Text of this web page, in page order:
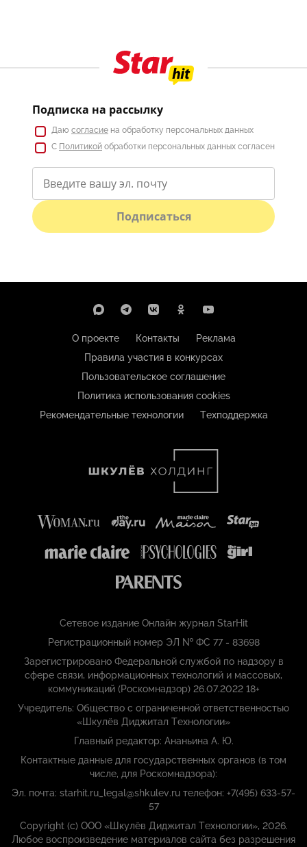
Подписка на рассылку
Даю согласие на обработку персональных данных
С Политикой обработки персональных данных согласен
Подписаться
О проекте Контакты
Реклама
Правила участия в конкурсах
Пользовательское соглашение
Политика использования cookies
Рекомендательные технологии
Техподдержка
Сетевое издание Онлайн журнал StarHit
Регистрационный номер ЭЛ № ФС 77 - 83698
Зарегистрировано Федеральной службой по надзору в
сфере связи, информационных технологий и массовых,
коммуникаций (Роскомнадзор) 26.07.2022 18+
Учредитель: Общество с ограниченной ответственностью
«Шкулёв Диджитал Технологии»
Главный редактор: Ананьина А. Ю.
Контактные данные для государственных органов (в том
числе, для Роскомнадзора):
Эл. почта: starhit.ru_legal@shkulev.ru телефон: +7(495) 633-57-
57
Copyright (с) ООО «Шкулёв Диджитал Технологии», 2026.
Любое воспроизведение материалов сайта без разрешения